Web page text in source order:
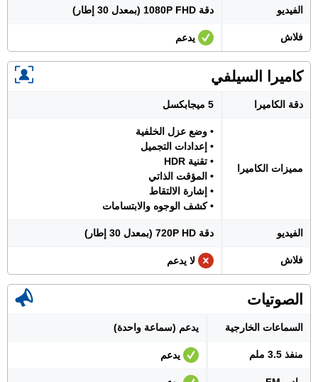
الفيديو دقة 1080P FHD (بمعدل 30 إطار)
فلاش يدعم
كاميرا السيلفي
دقة الكاميرا 5 ميجابكسل
مميزات الكاميرا
• وضع عزل الخلفية
• إعدادات التجميل
• تقنية HDR
• المؤقت الذاتي
• إشارة الالتقاط
• كشف الوجوه والابتسامات
الفيديو دقة 720P HD (بمعدل 30 إطار)
فلاش لا يدعم
الصوتيات
السماعات الخارجية يدعم (سماعة واحدة)
منفذ 3.5 ملم يدعم